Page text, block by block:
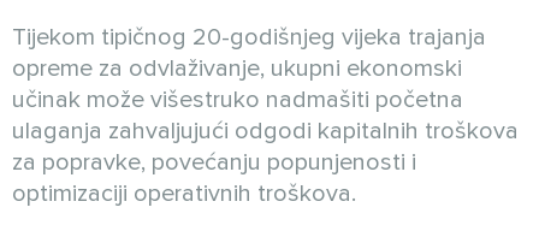
Tijekom tipičnog 20-godišnjeg vijeka trajanja
opreme za odvlaživanje, ukupni ekonomski
učinak može višestruko nadmašiti početna
ulaganja zahvaljujući odgodi kapitalnih troškova
za popravke, povećanju popunjenosti i
optimizaciji operativnih troškova.